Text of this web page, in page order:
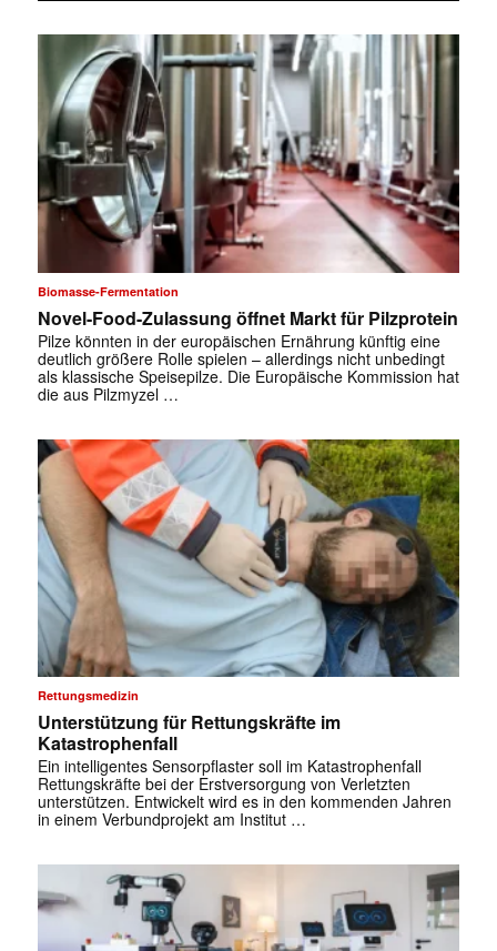
Biomasse-Fermentation
Novel-Food-Zulassung öffnet Markt für Pilzprotein
Pilze könnten in der europäischen Ernährung künftig eine
deutlich größere Rolle spielen – allerdings nicht unbedingt
als klassische Speisepilze. Die Europäische Kommission hat
die aus Pilzmyzel …
Rettungsmedizin
Unterstützung für Rettungskräfte im
Katastrophenfall
Ein intelligentes Sensorpflaster soll im Katastrophenfall
Rettungskräfte bei der Erstversorgung von Verletzten
unterstützen. Entwickelt wird es in den kommenden Jahren
in einem Verbundprojekt am Institut …